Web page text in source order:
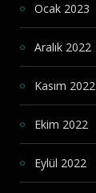
Ocak 2023
Aralık 2022
Kasım 2022
Ekim 2022
Eylül 2022